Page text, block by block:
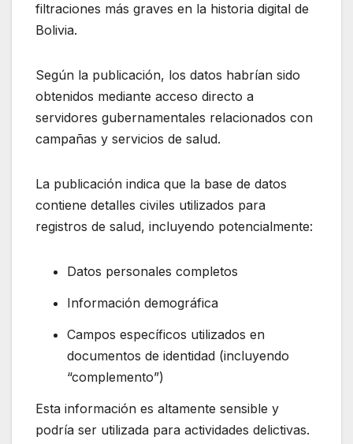
filtraciones más graves en la historia digital de
Bolivia.
Según la publicación, los datos habrían sido
obtenidos mediante acceso directo a
servidores gubernamentales relacionados con
campañas y servicios de salud.
La publicación indica que la base de datos
contiene detalles civiles utilizados para
registros de salud, incluyendo potencialmente:
Datos personales completos
Información demográfica
Campos específicos utilizados en
documentos de identidad (incluyendo
“complemento”)
Esta información es altamente sensible y
podría ser utilizada para actividades delictivas.